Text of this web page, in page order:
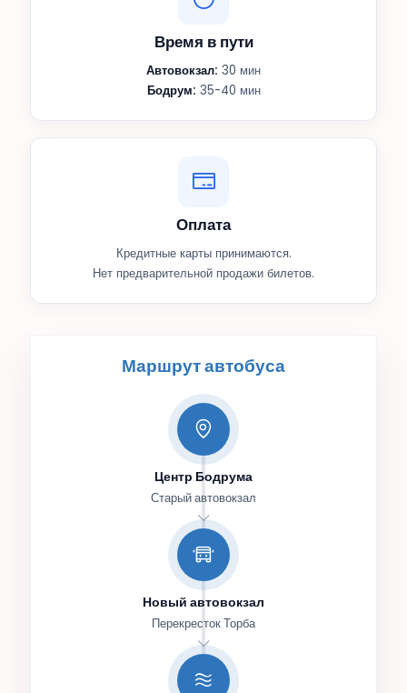
Время в пути
Автовокзал: 30 мин
Бодрум: 35-40 мин
Оплата
Кредитные карты принимаются.
Нет предварительной продажи билетов.
Маршрут автобуса
Центр Бодрума
Старый автовокзал
Новый автовокзал
Перекресток Торба